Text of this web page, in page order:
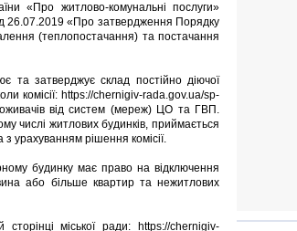
«Про житлово-комунальні послуги»
26.07.2019 «Про затвердження Порядку
(теплопостачання) та постачання
та затверджує склад постійно діючої
комісії: https://chernigiv-rada.gov.ua/sp-
від систем (мереж) ЦО та ГВП.
числі житлових будинків, приймається
урахуванням рішення комісії.
будинку має право на відключення
або більше квартир та нежитлових
міської ради: https://chernigiv-